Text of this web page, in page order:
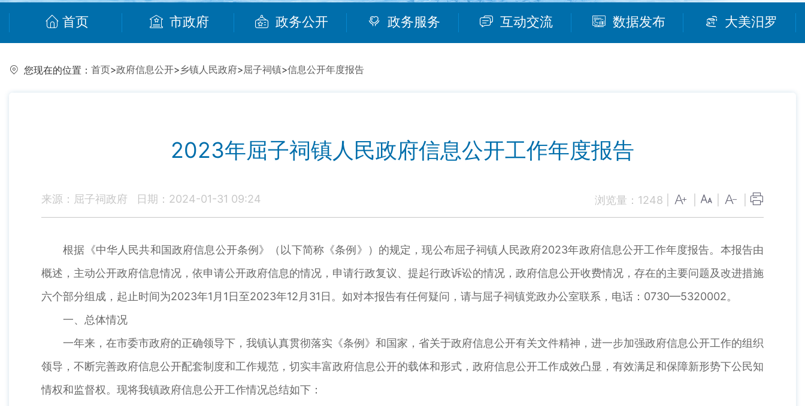
首页 市政府 政务公开 政务服务 互动交流 数据发布 大美汨罗
您现在的位置： 首页>政府信息公开>乡镇人民政府>屈子祠镇>信息公开年度报告
2023年屈子祠镇人民政府信息公开工作年度报告
来源：屈子祠政府 日期：2024-01-31 09:24 浏览量： 1248
根据《中华人民共和国政府信息公开条例》（以下简称《条例》）的规定，现公布屈子祠镇人民政府2023年政府信息公开工作年度报告。本报告由
概述，主动公开政府信息情况，依申请公开政府信息的情况，申请行政复议、提起行政诉讼的情况，政府信息公开收费情况，存在的主要问题及改进措施
六个部分组成，起止时间为2023年1月1日至2023年12月31日。如对本报告有任何疑问，请与屈子祠镇党政办公室联系，电话：0730—5320002。
一、总体情况
一年来，在市委市政府的正确领导下，我镇认真贯彻落实《条例》和国家，省关于政府信息公开有关文件精神，进一步加强政府信息公开工作的组织
领导，不断完善政府信息公开配套制度和工作规范，切实丰富政府信息公开的载体和形式，政府信息公开工作成效凸显，有效满足和保障新形势下公民知
情权和监督权。现将我镇政府信息公开工作情况总结如下：